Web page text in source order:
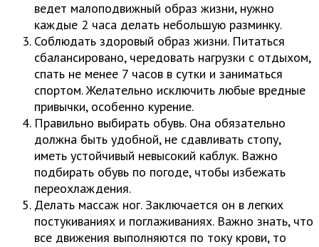
ведет малоподвижный образ жизни, нужно
каждые 2 часа делать небольшую разминку.
Соблюдать здоровый образ жизни. Питаться
сбалансировано, чередовать нагрузки с отдыхом,
спать не менее 7 часов в сутки и заниматься
спортом. Желательно исключить любые вредные
привычки, особенно курение.
Правильно выбирать обувь. Она обязательно
должна быть удобной, не сдавливать стопу,
иметь устойчивый невысокий каблук. Важно
подбирать обувь по погоде, чтобы избежать
переохлаждения.
Делать массаж ног. Заключается он в легких
постукиваниях и поглаживаниях. Важно знать, что
все движения выполняются по току крови, то